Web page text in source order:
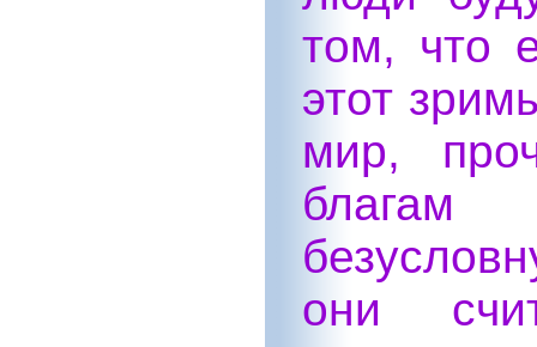
том, что
этот
мир,
они